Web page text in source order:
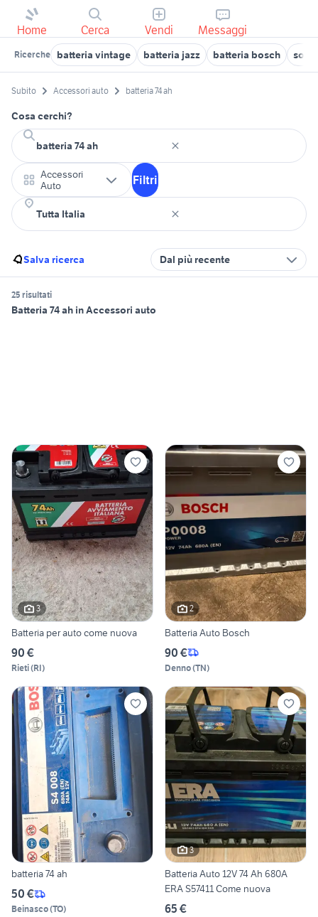
Home Cerca Vendi Messaggi
Ricerche batteria vintage batteria jazz batteria bosch
Subito Accessori auto batteria 74 ah
Cosa cerchi?
Accessori
Auto
Filtri
Salva ricerca Dal più recente
25 risultati
Batteria 74 ah in Accessori auto
3
Batteria per auto come nuova
90 €
Rieti(RI)
2
Batteria Auto Bosch
90 €
Denno(TN)
batteria 74 ah
50 €
Beinasco(TO)
3
Batteria Auto 12V 74 Ah 680A
ERA S57411 Come nuova
65 €